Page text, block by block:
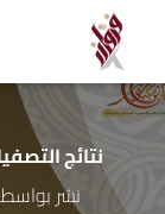
نتائج
نشر